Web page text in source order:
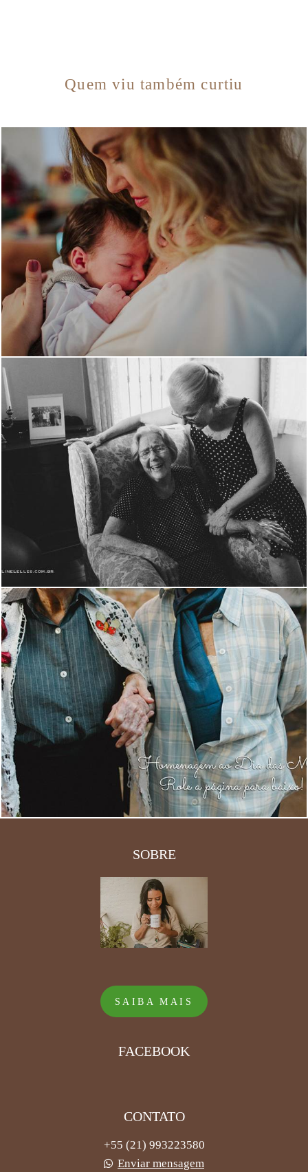
Quem viu também curtiu
1915
3368 18
2109 0
SOBRE
SAIBA MAIS
FACEBOOK
CONTATO
+55 (21) 993223580
Enviar mensagem